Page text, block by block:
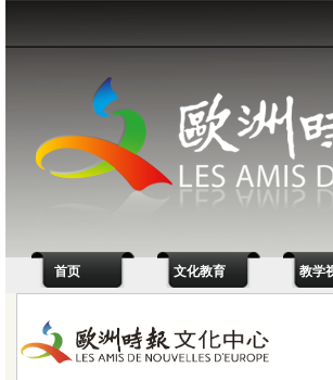
首页 文化教育 教学